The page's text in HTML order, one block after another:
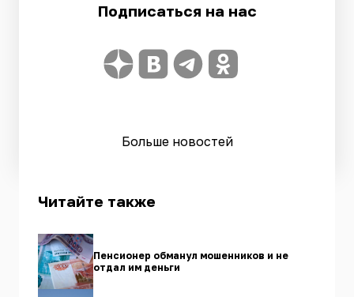
Подписаться на нас
Больше новостей
Читайте также
Пенсионер обманул мошенников и не
отдал им деньги